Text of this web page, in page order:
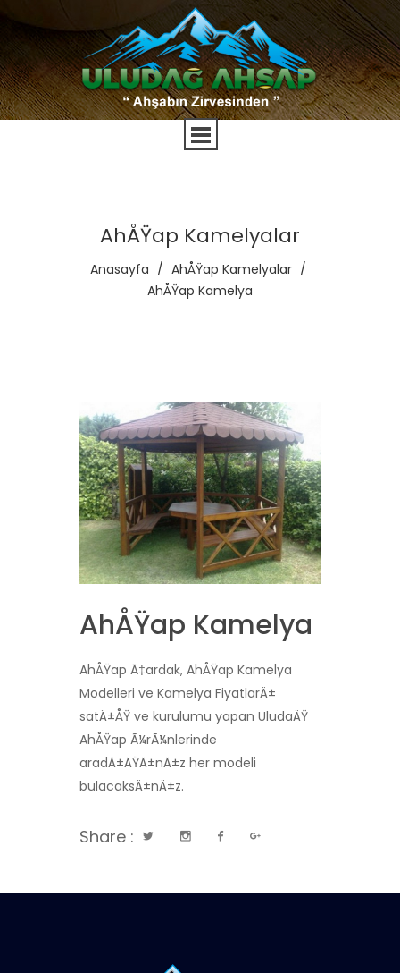
AhÅŸap Kamelyalar
Anasayfa / AhÅŸap Kamelyalar /
AhÅŸap Kamelya
AhÅŸap Kamelya
AhÅŸap Ã‡ardak, AhÅŸap Kamelya
Modelleri ve Kamelya FiyatlarÄ±
satÄ±ÅŸ ve kurulumu yapan UludaÄŸ
AhÅŸap Ã¼rÃ¼nlerinde
aradÄ±ÄŸÄ±nÄ±z her modeli
bulacaksÄ±nÄ±z.
Share :